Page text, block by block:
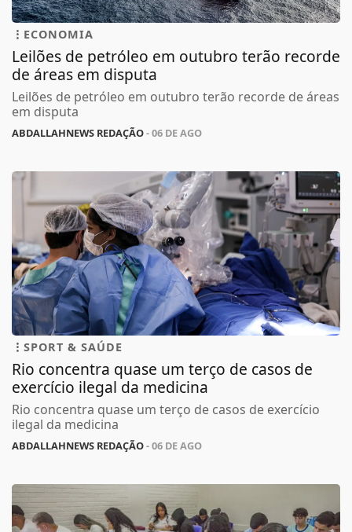
ECONOMIA
Leilões de petróleo em outubro terão recorde
de áreas em disputa
Leilões de petróleo em outubro terão recorde de áreas
em disputa
ABDALLAHNEWS REDAÇÃO- 06 DE AGO
SPORT & SAÚDE
Rio concentra quase um terço de casos de
exercício ilegal da medicina
Rio concentra quase um terço de casos de exercício
ilegal da medicina
ABDALLAHNEWS REDAÇÃO- 06 DE AGO